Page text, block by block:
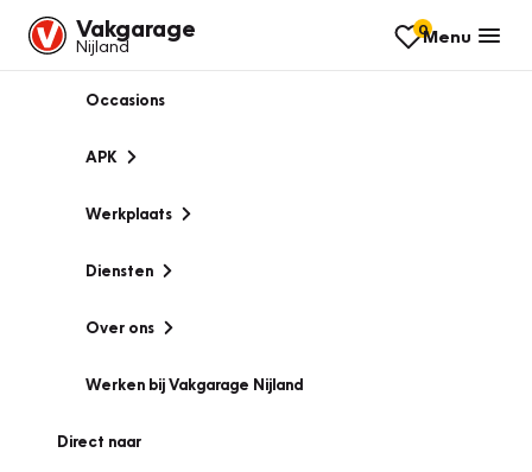
Vakgarage
Nijland
0Menu
Occasions
APK
Werkplaats
Diensten
Over ons
Werken bij Vakgarage Nijland
Direct naar